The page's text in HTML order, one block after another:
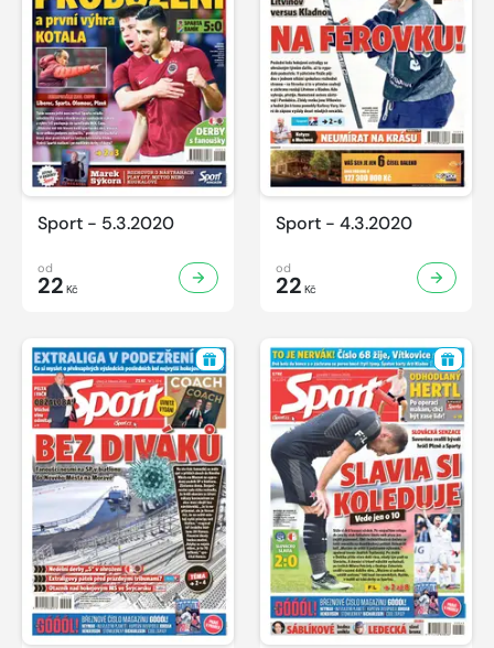
Sport - 5.3.2020
od
22 Kč
Sport - 4.3.2020
od
22 Kč